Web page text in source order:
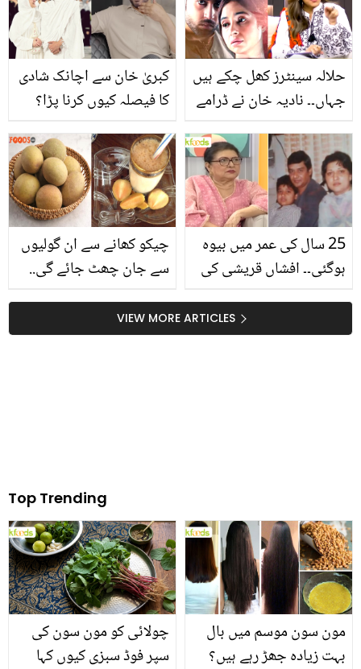
میں ہلچل
حل کردیں
کبریٰ خان سے اچانک شادی
کا فیصلہ کیوں کرنا پڑا؟
متعلق گوہر رشید نے کئی
راز کھول دیے
حلالہ سینٹرز کھل چکے ہیں
جہاں۔۔ نادیہ خان نے ڈرامے
سینٹر کا اشتہار پڑھ کر
سنادیا! دیڈیو دیکھ کر
صارفین بھی افسردہ ہوگئے
چیکو کھانے سے ان گولیوں
سے جان چھٹ جائے گی..
چیکو کھانے کے چند حیرت
انگیز فائدے
25 سال کی عمر میں بیوہ
ہوگئی۔۔ افشاں قریشی کی
ہوئی تھی؟ محبت کی
کہانی بتاتے ہوئے آبدیدہ
VIEW MORE ARTICLES
Top Trending
چولائی کو مون سون کی
سپر فوڈ سبزی کیوں کہا
مون سون موسم میں بال
بہت زیادہ جھڑ رہے ہیں؟